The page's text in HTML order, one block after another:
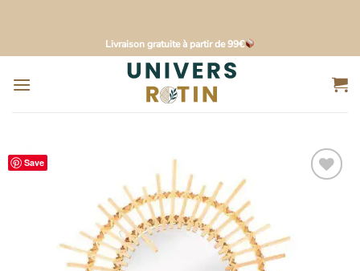
au
contenu
Livraison gratuite à partir de 99€
Save